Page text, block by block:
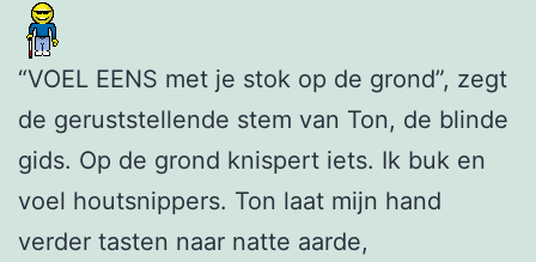
“VOEL EENS met je stok op de grond”, zegt
de geruststellende stem van Ton, de blinde
gids. Op de grond knispert iets. Ik buk en
voel houtsnippers. Ton laat mijn hand
verder tasten naar natte aarde,